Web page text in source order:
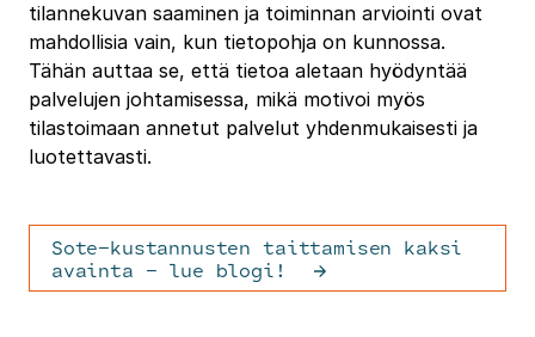
tilannekuvan saaminen ja toiminnan arviointi ovat
mahdollisia vain, kun tietopohja on kunnossa.
Tähän auttaa se, että tietoa aletaan hyödyntää
palvelujen johtamisessa, mikä motivoi myös
tilastoimaan annetut palvelut yhdenmukaisesti ja
luotettavasti.
Sote-kustannusten taittamisen kaksi
avainta – lue blogi!